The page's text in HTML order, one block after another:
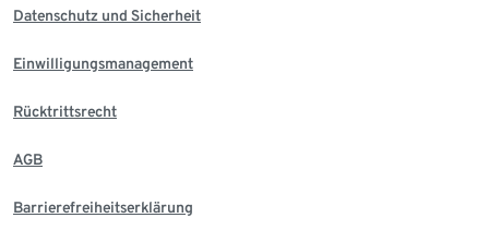
Datenschutz und Sicherheit
Einwilligungsmanagement
Rücktrittsrecht
AGB
Barrierefreiheitserklärung